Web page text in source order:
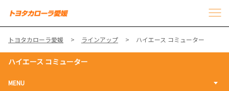
トヨタカローラ愛媛 ラインアップ ハイエース コミューター
ハイエース コミューター
MENU